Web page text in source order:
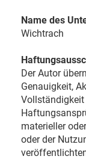
Name des
Wichtrach
Der Autor
Genauigkeit,
materieller
oder der